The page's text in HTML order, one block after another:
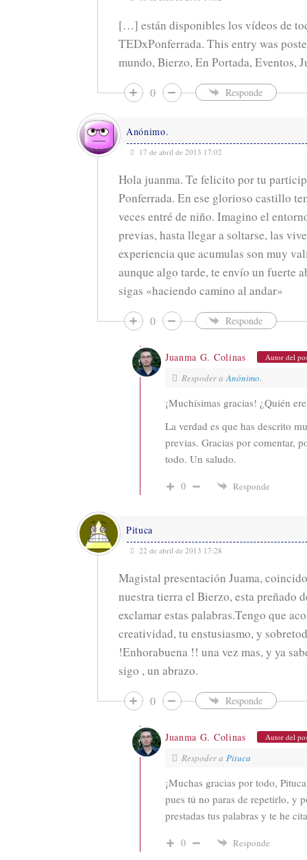
[…] están disponibles los vídeos de
TEDxPonferrada. This entry was
mundo, Bierzo, En Portada, Eventos,
0 Responde
Anónimo.
17 de abril de 2013 17:02
Hola juanma. Te felicito por tu
Ponferrada. En ese glorioso castillo
veces entré de niño. Imagino el
previas, hasta llegar a soltarse, las
experiencia que acumulas son muy
aunque algo tarde, te envío un fuerte
sigas «haciendo camino al andar»
0 Responde
Juanma G. Colinas Autor del
Respoder aAnónimo.
¡Muchísimas gracias! ¿Quién
La verdad es que has descrito
previas. Gracias por comentar,
todo. Un saludo.
0 Responde
Pituca
22 de abril de 2013 17:28
Magistal presentación Juama,
nuestra tierra el Bierzo, esta preñado
exclamar estas palabras.Tengo que
creatividad, tu enstusiasmo, y
!Enhorabuena !! una vez mas, y ya
sigo , un abrazo.
0 Responde
Juanma G. Colinas Autor del
Respoder a Pituca
¡Muchas gracias por todo,
pues tú no paras de repetirlo, y
prestadas tus palabras y te he
0 Responde